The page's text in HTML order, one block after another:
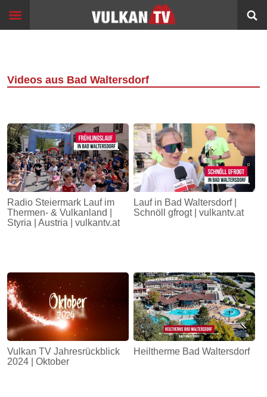
content
Start
Filme
360°
VR
Sport
Info
Alltagsgeschichten
Energie
Schnöll
gfrogt
Zonen
Podcast
Videos aus Bad Waltersdorf
Radio Steiermark Lauf im
Thermen- & Vulkanland |
Styria | Austria | vulkantv.at
Lauf in Bad Waltersdorf |
Schnöll gfrogt | vulkantv.at
Vulkan TV Jahresrückblick
2024 | Oktober
Heiltherme Bad Waltersdorf